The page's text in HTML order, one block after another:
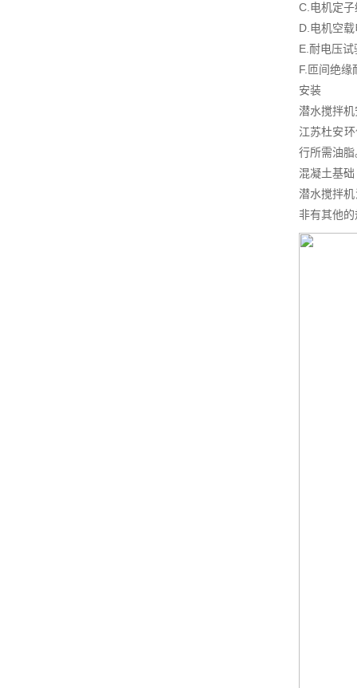
C.电机定
D.电机空
E.耐电压试
F.匝间绝缘
安装
潜水搅拌
江苏杜安
行所需油
混凝土基础
潜水搅拌
非有其他